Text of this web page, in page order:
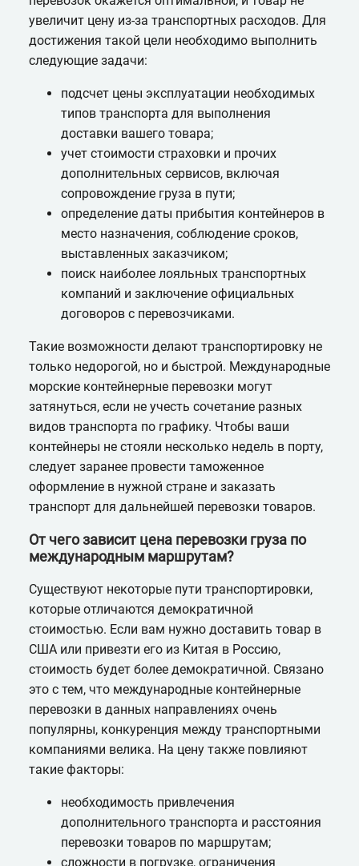
увеличит цену из-за транспортных расходов. Для
достижения такой цели необходимо выполнить
следующие задачи:
подсчет цены эксплуатации необходимых
типов транспорта для выполнения
доставки вашего товара;
учет стоимости страховки и прочих
дополнительных сервисов, включая
сопровождение груза в пути;
определение даты прибытия контейнеров в
место назначения, соблюдение сроков,
выставленных заказчиком;
поиск наиболее лояльных транспортных
компаний и заключение официальных
договоров с перевозчиками.
Такие возможности делают транспортировку не
только недорогой, но и быстрой. Международные
морские контейнерные перевозки могут
затянуться, если не учесть сочетание разных
видов транспорта по графику. Чтобы ваши
контейнеры не стояли несколько недель в порту,
следует заранее провести таможенное
оформление в нужной стране и заказать
транспорт для дальнейшей перевозки товаров.
От чего зависит цена перевозки груза по
международным маршрутам?
Существуют некоторые пути транспортировки,
которые отличаются демократичной
стоимостью. Если вам нужно доставить товар в
США или привезти его из Китая в Россию,
стоимость будет более демократичной. Связано
это с тем, что международные контейнерные
перевозки в данных направлениях очень
популярны, конкуренция между транспортными
компаниями велика. На цену также повлияют
такие факторы:
необходимость привлечения
дополнительного транспорта и расстояния
перевозки товаров по маршрутам;
сложности в погрузке, ограничения